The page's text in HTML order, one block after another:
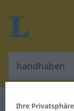
Deutsch-
Ihre